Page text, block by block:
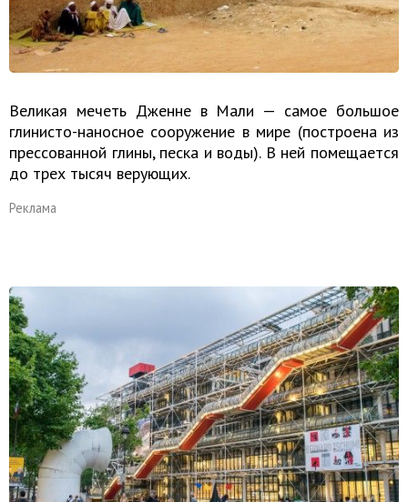
Великая мечеть Дженне в Мали — самое большое
глинисто-наносное сооружение в мире (построена из
прессованной глины, песка и воды). В ней помещается
до трех тысяч верующих.
Реклама